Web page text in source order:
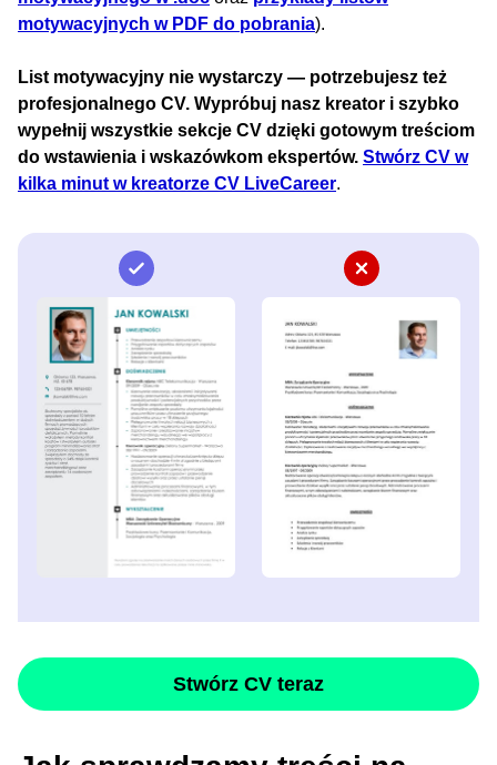
motywacyjnych w PDF do pobrania).
List motywacyjny nie wystarczy — potrzebujesz też
profesjonalnego CV. Wypróbuj nasz kreator i szybko
wypełnij wszystkie sekcje CV dzięki gotowym treściom
do wstawienia i wskazówkom ekspertów. Stwórz CV w
kilka minut w kreatorze CV LiveCareer.
Stwórz CV teraz